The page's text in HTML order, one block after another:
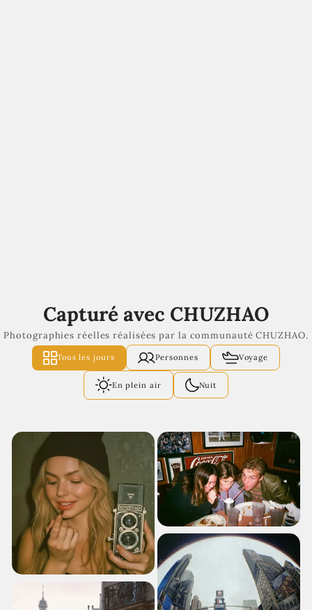
Capturé avec CHUZHAO
Photographies réelles réalisées par la communauté CHUZHAO.
Tous les jours Personnes Voyage
En plein air Nuit